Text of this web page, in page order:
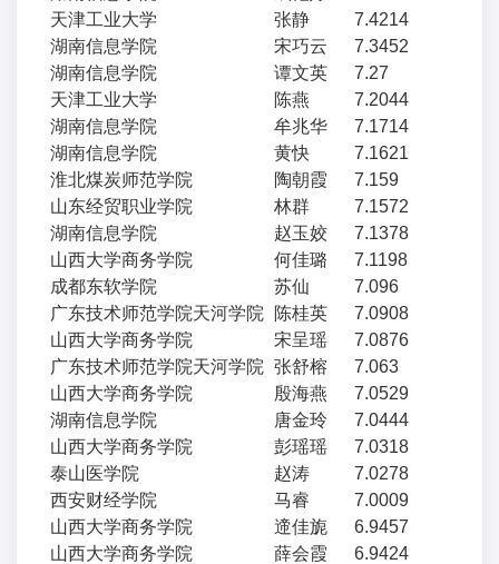
天津工业大学
张静
7.4214
湖南信息学院
宋巧云
7.3452
湖南信息学院
谭文英
7.27
天津工业大学
陈燕
7.2044
湖南信息学院
牟兆华
7.1714
湖南信息学院
黄快
7.1621
淮北煤炭师范学院
陶朝霞
7.159
山东经贸职业学院
林群
7.1572
湖南信息学院
赵玉姣
7.1378
山西大学商务学院
何佳璐
7.1198
成都东软学院
苏仙
7.096
广东技术师范学院天河学院
陈桂英
7.0908
山西大学商务学院
宋呈瑶
7.0876
广东技术师范学院天河学院 张舒榕
7.063
山西大学商务学院
殷海燕
7.0529
湖南信息学院
唐金玲
7.0444
山西大学商务学院
彭瑶瑶
7.0318
泰山医学院
赵涛
7.0278
西安财经学院
马睿
7.0009
山西大学商务学院
遆佳旎
6.9457
山西大学商务学院
薛会霞
6.9424